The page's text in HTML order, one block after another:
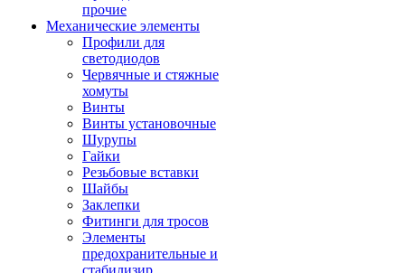
прочие
Механические элементы
Профили для
светодиодов
Червячные и стяжные
хомуты
Винты
Винты установочные
Шурупы
Гайки
Резьбовые вставки
Шайбы
Заклепки
Фитинги для тросов
Элементы
предохранительные и
стабилизир.